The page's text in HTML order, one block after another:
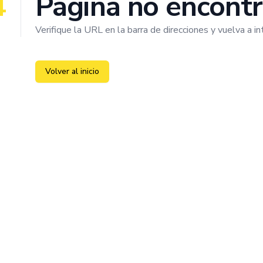
Verifique la URL en la barra de direcciones y vuelva a
Volver al inicio